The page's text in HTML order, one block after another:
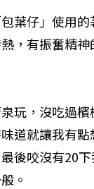
葉仔」使用
，有振奮精
玩，沒吃過
道就讓我有
後咬沒有20
。